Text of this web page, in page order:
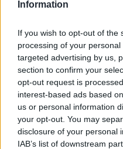
Information
If you wish to opt-out of the
processing of your
targeted advertising by us,
section to confirm your
opt-out request is
interest-based ads based
us or personal information
your opt-out. You may
disclosure of your personal
IAB’s list of downstream
L'Ilva si
Il Monastir
Aloia, il
7 Ago 2026
Gran
Torres
7 Ago 2026